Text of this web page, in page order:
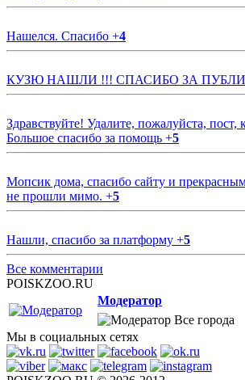
Нашелся. Спасибо +4
КУЗЮ НАШЛИ !!! СПАСИБО ЗА
Здравствуйте! Удалите, пожалуйста, пост,
Большое спасибо за помощь +5
Мопсик дома, спасибо сайту и
не прошли мимо. +5
Нашли, спасибо за платформу +5
Все комментарии
POISKZOO.RU
Модератор
Все города
Мы в социальных сетях